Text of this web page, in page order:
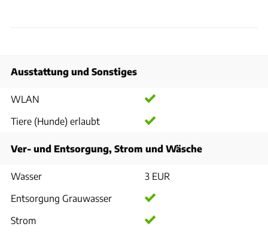
Ausstattung und Sonstiges
WLAN
Tiere (Hunde) erlaubt
Ver- und Entsorgung, Strom und Wäsche
Wasser
3 EUR
Entsorgung Grauwasser
Strom